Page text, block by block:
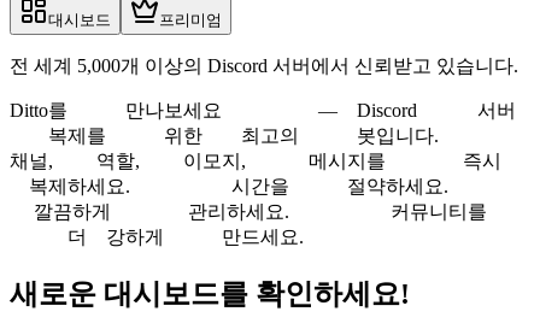
대시보드 프리미엄
전 세계 5,000개 이상의 Discord 서버에서 신뢰받고 있습니다.
Ditto를 만나보세요 — Discord
서버
복제를
위한 최고의
봇입니다.
채널,
역할, 이모지, 메시지를
즉시
복제하세요.
시간을
절약하세요.
깔끔하게
관리하세요.
커뮤니티를
더
강하게 만드세요.
새로운 대시보드를 확인하세요!